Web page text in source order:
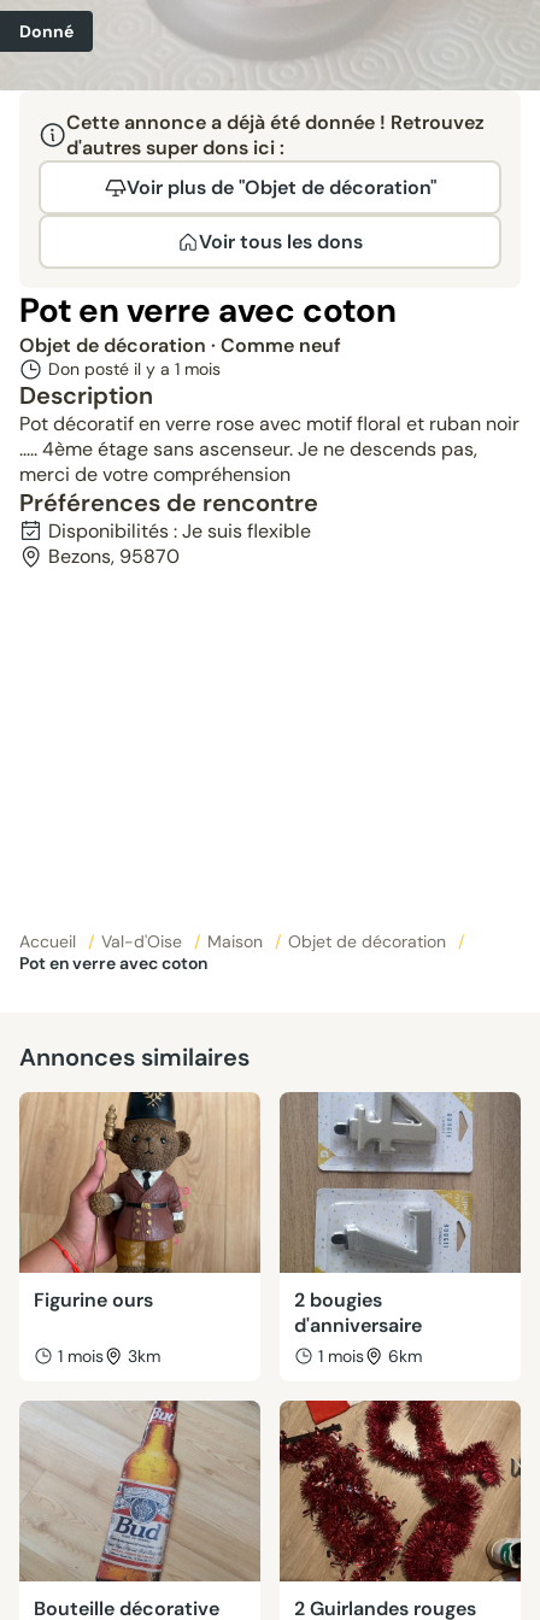
Donné
Cette annonce a déjà été donnée ! Retrouvez
d'autres super dons ici :
Voir plus de "Objet de décoration"
Voir tous les dons
Pot en verre avec coton
Objet de décoration · Comme neuf
Don posté il y a 1 mois
Description
Pot décoratif en verre rose avec motif floral et ruban noir
..... 4ème étage sans ascenseur. Je ne descends pas,
merci de votre compréhension
Préférences de rencontre
Disponibilités : Je suis flexible
Bezons, 95870
Accueil / Val-d'Oise / Maison / Objet de décoration
/
Pot en verre avec coton
Annonces similaires
Figurine ours
1 mois 3km
2 bougies
d'anniversaire
1 mois 6km
Bouteille décorative 2 Guirlandes rouges